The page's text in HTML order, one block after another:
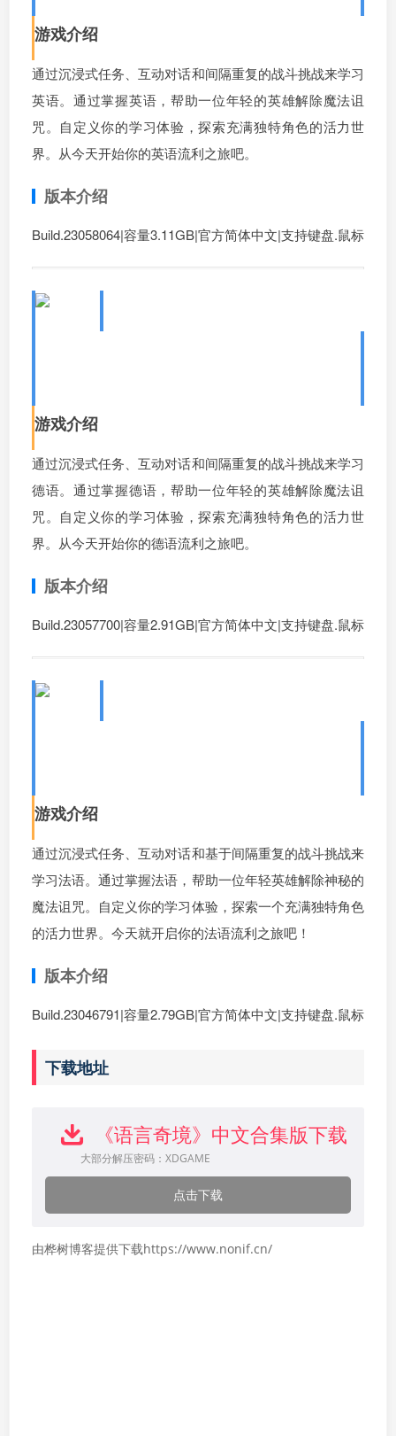
游戏介绍
通过沉浸式任务、互动对话和间隔重复的战斗挑战来学习
英语。通过掌握英语，帮助一位年轻的英雄解除魔法诅
咒。自定义你的学习体验，探索充满独特角色的活力世
界。从今天开始你的英语流利之旅吧。
版本介绍
Build.23058064|容量3.11GB|官方简体中文|支持键盘.鼠标
游戏介绍
通过沉浸式任务、互动对话和间隔重复的战斗挑战来学习
德语。通过掌握德语，帮助一位年轻的英雄解除魔法诅
咒。自定义你的学习体验，探索充满独特角色的活力世
界。从今天开始你的德语流利之旅吧。
版本介绍
Build.23057700|容量2.91GB|官方简体中文|支持键盘.鼠标
游戏介绍
通过沉浸式任务、互动对话和基于间隔重复的战斗挑战来
学习法语。通过掌握法语，帮助一位年轻英雄解除神秘的
魔法诅咒。自定义你的学习体验，探索一个充满独特角色
的活力世界。今天就开启你的法语流利之旅吧！
版本介绍
Build.23046791|容量2.79GB|官方简体中文|支持键盘.鼠标
下载地址
《语言奇境》中文合集版下载
大部分解压密码：XDGAME
点击下载
由桦树博客提供下载https://www.nonif.cn/